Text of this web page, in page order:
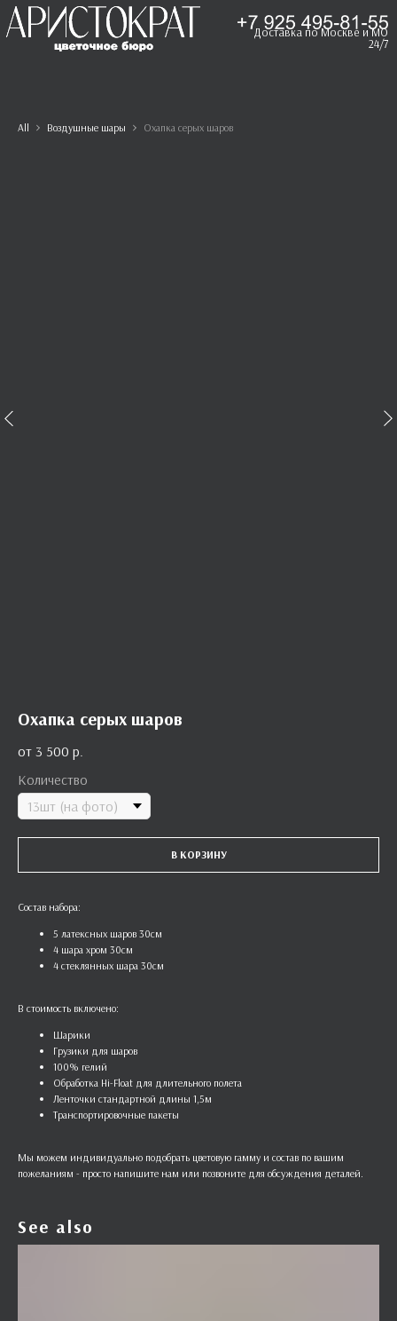
Доставка по Москве и МО
24/7
All Воздушные шары Охапка серых шаров
Охапка серых шаров
3 500 р.
Количество
В КОРЗИНУ
Состав набора:
5 латексных шаров 30см
4 шара хром 30см
4 стеклянных шара 30см
В стоимость включено:
Шарики
Грузики для шаров
100% гелий
Обработка Hi-Float для длительного полета
Ленточки стандартной длины 1,5м
Транспортировочные пакеты
Мы можем индивидуально подобрать цветовую гамму и состав по вашим
пожеланиям - просто напишите нам или позвоните для обсуждения деталей.
See also